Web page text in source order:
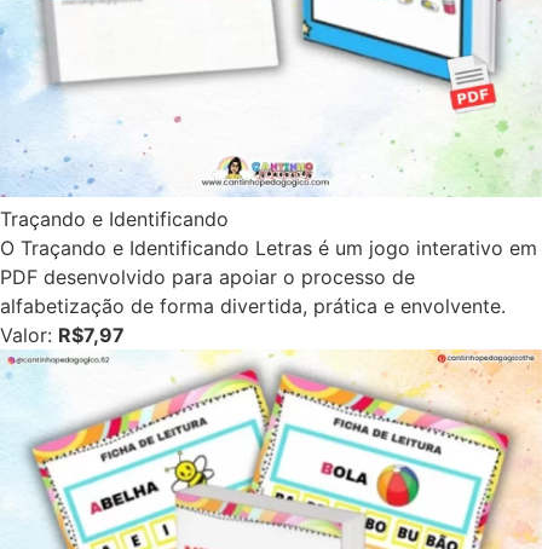
Traçando e Identificando
O Traçando e Identificando Letras é um jogo interativo em
PDF desenvolvido para apoiar o processo de
alfabetização de forma divertida, prática e envolvente.
Valor: R$7,97